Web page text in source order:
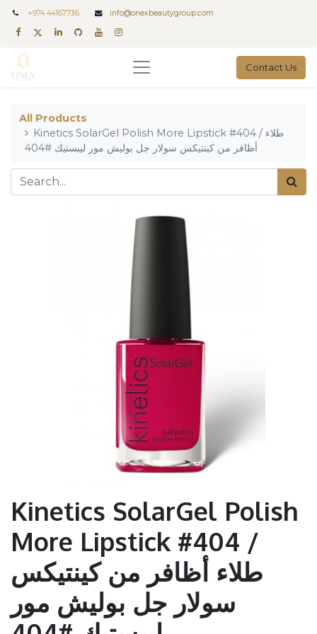
+974 44167736 info@onexbeautygroup.com
Contact Us
All Products
Kinetics SolarGel Polish More Lipstick #404 / طلاء
أظافر من كينتيكس سولار جل بوليش مور ليبستيك #404
Kinetics SolarGel Polish
More Lipstick #404 /
طلاء أظافر من كينتيكس
سولار جل بوليش مور